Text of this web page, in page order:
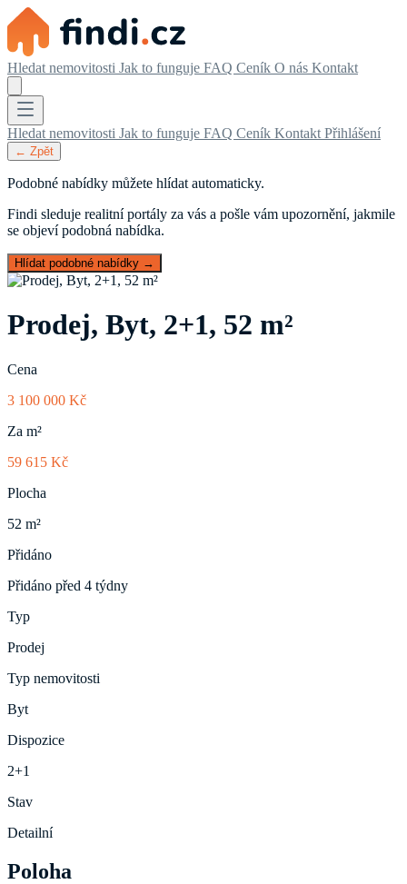
Hledat nemovitosti Jak to funguje FAQ Ceník O nás Kontakt
Hledat nemovitosti Jak to funguje FAQ Ceník Kontakt Přihlášení
← Zpět
Podobné nabídky můžete hlídat automaticky.
Findi sleduje realitní portály za vás a pošle vám upozornění, jakmile
se objeví podobná nabídka.
Hlídat podobné nabídky →
Prodej, Byt, 2+1, 52 m²
Cena
3 100 000 Kč
Za m²
59 615 Kč
Plocha
52 m²
Přidáno
Přidáno před 4 týdny
Typ
Prodej
Typ nemovitosti
Byt
Dispozice
2+1
Stav
Detailní
Poloha